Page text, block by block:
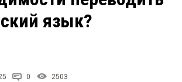
Архив
язык?
0 2503